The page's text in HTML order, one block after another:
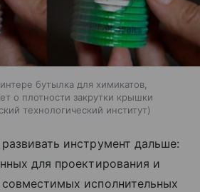
бутылка для химикатов,
о плотности закрутки крышки
технологический институт
инструмент дальше:
для проектирования и
исполнительных